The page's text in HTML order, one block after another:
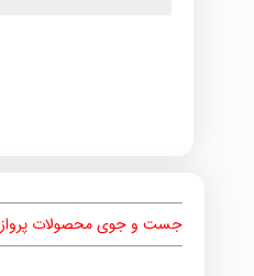
جست و جوی محصولات پرواز